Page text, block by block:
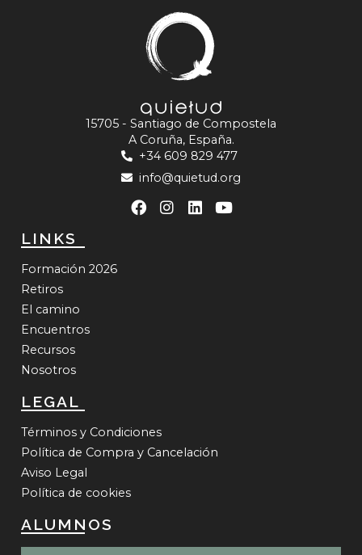
15705 - Santiago de Compostela
A Coruña, España.
+34 609 829 477
info@quietud.org
LINKS
Formación 2026
Retiros
El camino
Encuentros
Recursos
Nosotros
LEGAL
Términos y Condiciones​
Política de Compra y Cancelación
Aviso Legal
Política de cookies
ALUMNOS